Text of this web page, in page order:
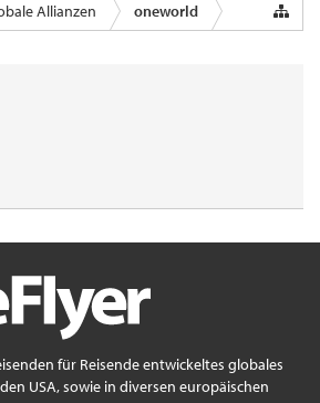
Allianzen oneworld
für Reisende entwickeltes globales
USA, sowie in diversen europäischen